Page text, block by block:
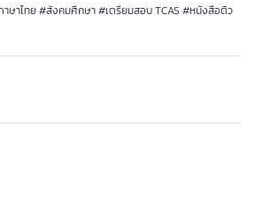
ษาไทย #สังคมศึกษา #เตรียมสอบ TCAS #หนังสือติว